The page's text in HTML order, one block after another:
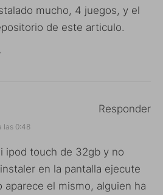
mucho, 4 juegos, y el
de este articulo.
las 0:48
ipod touch de 32gb y no
en la pantalla ejecute
el mismo, alguien ha
Responder